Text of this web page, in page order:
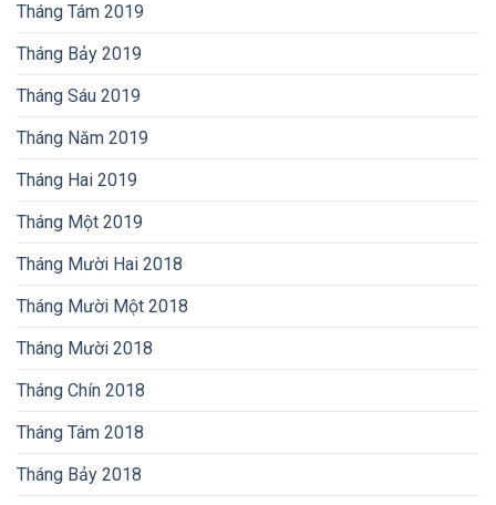
Tháng Tám 2019
Tháng Bảy 2019
Tháng Sáu 2019
Tháng Năm 2019
Tháng Hai 2019
Tháng Một 2019
Tháng Mười Hai 2018
Tháng Mười Một 2018
Tháng Mười 2018
Tháng Chín 2018
Tháng Tám 2018
Tháng Bảy 2018